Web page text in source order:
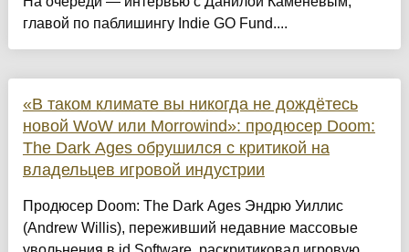
главой по паблишингу Indie GO Fund....
«В таком климате вы никогда не дождётесь
новой WoW или Morrowind»: продюсер Doom:
The Dark Ages обрушился с критикой на
владельцев игровой индустрии
Продюсер Doom: The Dark Ages Эндрю Уиллис
(Andrew Willis), переживший недавние массовые